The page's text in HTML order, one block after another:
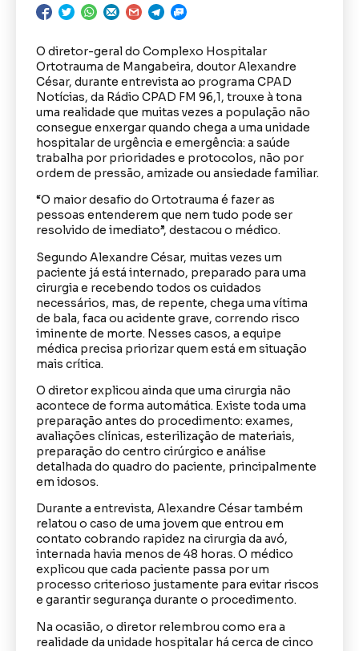
O diretor-geral do Complexo Hospitalar
Ortotrauma de Mangabeira, doutor Alexandre
César, durante entrevista ao programa CPAD
Notícias, da Rádio CPAD FM 96,1, trouxe à tona
uma realidade que muitas vezes a população não
consegue enxergar quando chega a uma unidade
hospitalar de urgência e emergência: a saúde
trabalha por prioridades e protocolos, não por
ordem de pressão, amizade ou ansiedade familiar.
“O maior desafio do Ortotrauma é fazer as
pessoas entenderem que nem tudo pode ser
resolvido de imediato”, destacou o médico.
Segundo Alexandre César, muitas vezes um
paciente já está internado, preparado para uma
cirurgia e recebendo todos os cuidados
necessários, mas, de repente, chega uma vítima
de bala, faca ou acidente grave, correndo risco
iminente de morte. Nesses casos, a equipe
médica precisa priorizar quem está em situação
mais crítica.
O diretor explicou ainda que uma cirurgia não
acontece de forma automática. Existe toda uma
preparação antes do procedimento: exames,
avaliações clínicas, esterilização de materiais,
preparação do centro cirúrgico e análise
detalhada do quadro do paciente, principalmente
em idosos.
Durante a entrevista, Alexandre César também
relatou o caso de uma jovem que entrou em
contato cobrando rapidez na cirurgia da avó,
internada havia menos de 48 horas. O médico
explicou que cada paciente passa por um
processo criterioso justamente para evitar riscos
e garantir segurança durante o procedimento.
Na ocasião, o diretor relembrou como era a
realidade da unidade hospitalar há cerca de cinco